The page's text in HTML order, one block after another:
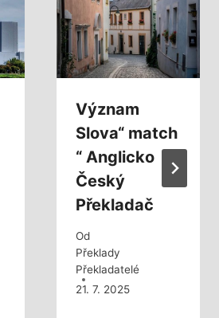
Význam
Slova“ match
“ Anglicko
Český
Překladač
Od
Překlady
Překladatelé
21. 7. 2025